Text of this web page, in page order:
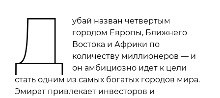
Д
убай назван четвертым
городом Европы, Ближнего
Востока и Африки по
количеству миллионеров — и
он амбициозно идет к цели
стать одним из самых богатых городов мира.
Эмират привлекает инвесторов и